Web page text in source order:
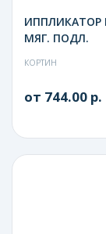
ИППЛИКАТОР
МЯГ. ПОДЛ.
КОРТИН
от 744.00 р.